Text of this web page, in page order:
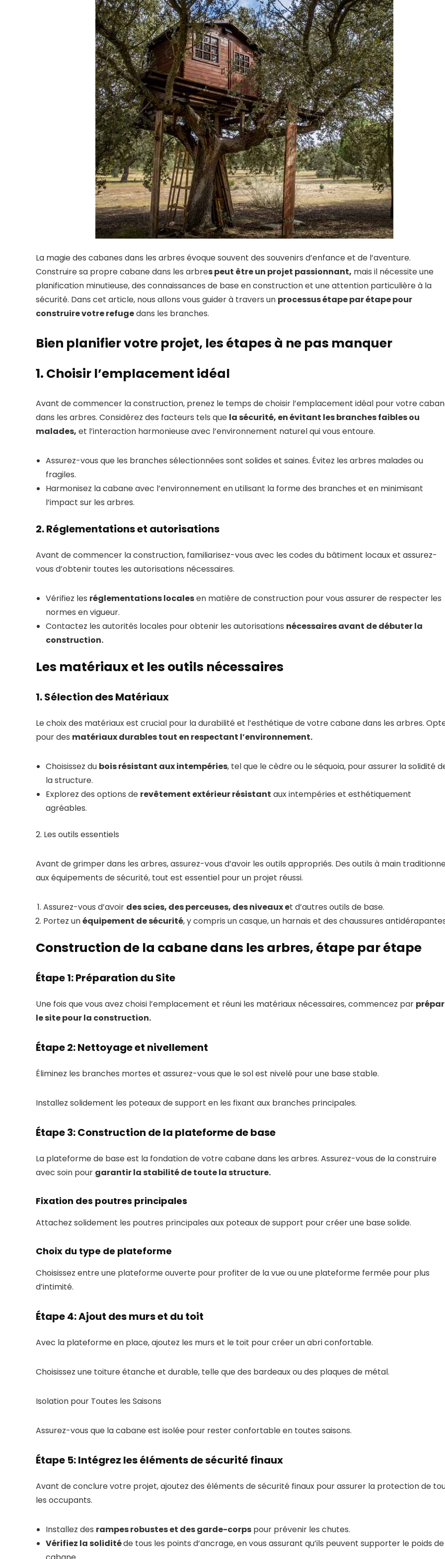
La magie des cabanes dans les arbres évoque souvent des souvenirs d’enfance et de l’aventure.
Construire sa propre cabane dans les arbres peut être un projet passionnant, mais il nécessite une
planification minutieuse, des connaissances de base en construction et une attention particulière à la
sécurité. Dans cet article, nous allons vous guider à travers un processus étape par étape pour
construire votre refugedans les branches.
Bien planifier votre projet, les étapes à ne pas manquer
1. Choisir l’emplacement idéal
Avant de commencer la construction, prenez le temps de choisir l’emplacement idéal pour votre
dans les arbres. Considérez des facteurs tels que la sécurité, en évitant les branches faibles ou
malades, et l’interaction harmonieuse avec l’environnement naturel qui vous entoure.
Assurez-vous que les branches sélectionnées sont solides et saines. Évitez les arbres malades ou
fragiles.
Harmonisez la cabane avec l’environnement en utilisant la forme des branches et en minimisant
l’impact sur les arbres.
2. Réglementations et autorisations
Avant de commencer la construction, familiarisez-vous avec les codes du bâtiment locaux et assurez-
vous d’obtenir toutes les autorisations nécessaires.
Vérifiez les réglementations localesen matière de construction pour vous assurer de respecter les
normes en vigueur.
Contactez les autorités locales pour obtenir les autorisations nécessaires avant de débuter la
construction.
Les matériaux et les outils nécessaires
1. Sélection des Matériaux
Le choix des matériaux est crucial pour la durabilité et l’esthétique de votre cabane dans les arbres.
pour des matériaux durables tout en respectant l’environnement.
Choisissez du bois résistant aux intempéries, tel que le cèdre ou le séquoia, pour assurer la solidité
la structure.
Explorez des options de revêtement extérieur résistant aux intempéries et esthétiquement
agréables.
2. Les outils essentiels
Avant de grimper dans les arbres, assurez-vous d’avoir les outils appropriés. Des outils à main
aux équipements de sécurité, tout est essentiel pour un projet réussi.
Assurez-vous d’avoir des scies, des perceuses, des niveaux et d’autres outils de base.
Portez unéquipement de sécurité, y compris un casque, un harnais et des chaussures
Construction de la cabane dans les arbres, étape par étape
Étape 1: Préparation du Site
Une fois que vous avez choisi l’emplacement et réuni les matériaux nécessaires, commencez par
le site pour la construction.
Étape 2: Nettoyage et nivellement
Éliminez les branches mortes et assurez-vous que le sol est nivelé pour une base stable.
Installez solidement les poteaux de support en les fixant aux branches principales.
Étape 3: Construction de la plateforme de base
La plateforme de base est la fondation de votre cabane dans les arbres. Assurez-vous de la construire
avec soin pour garantir la stabilité de toute la structure.
Fixation des poutres principales
Attachez solidement les poutres principales aux poteaux de support pour créer une base solide.
Choix du type de plateforme
Choisissez entre une plateforme ouverte pour profiter de la vue ou une plateforme fermée pour plus
d’intimité.
Étape 4: Ajout des murs et du toit
Avec la plateforme en place, ajoutez les murs et le toit pour créer un abri confortable.
Choisissez une toiture étanche et durable, telle que des bardeaux ou des plaques de métal.
Isolation pour Toutes les Saisons
Assurez-vous que la cabane est isolée pour rester confortable en toutes saisons.
Étape 5: Intégrez les éléments de sécurité finaux
Avant de conclure votre projet, ajoutez des éléments de sécurité finaux pour assurer la protection de
les occupants.
Installez des rampes robustes et des garde-corps pour prévenir les chutes.
Vérifiez la soliditéde tous les points d’ancrage, en vous assurant qu’ils peuvent supporter le poids